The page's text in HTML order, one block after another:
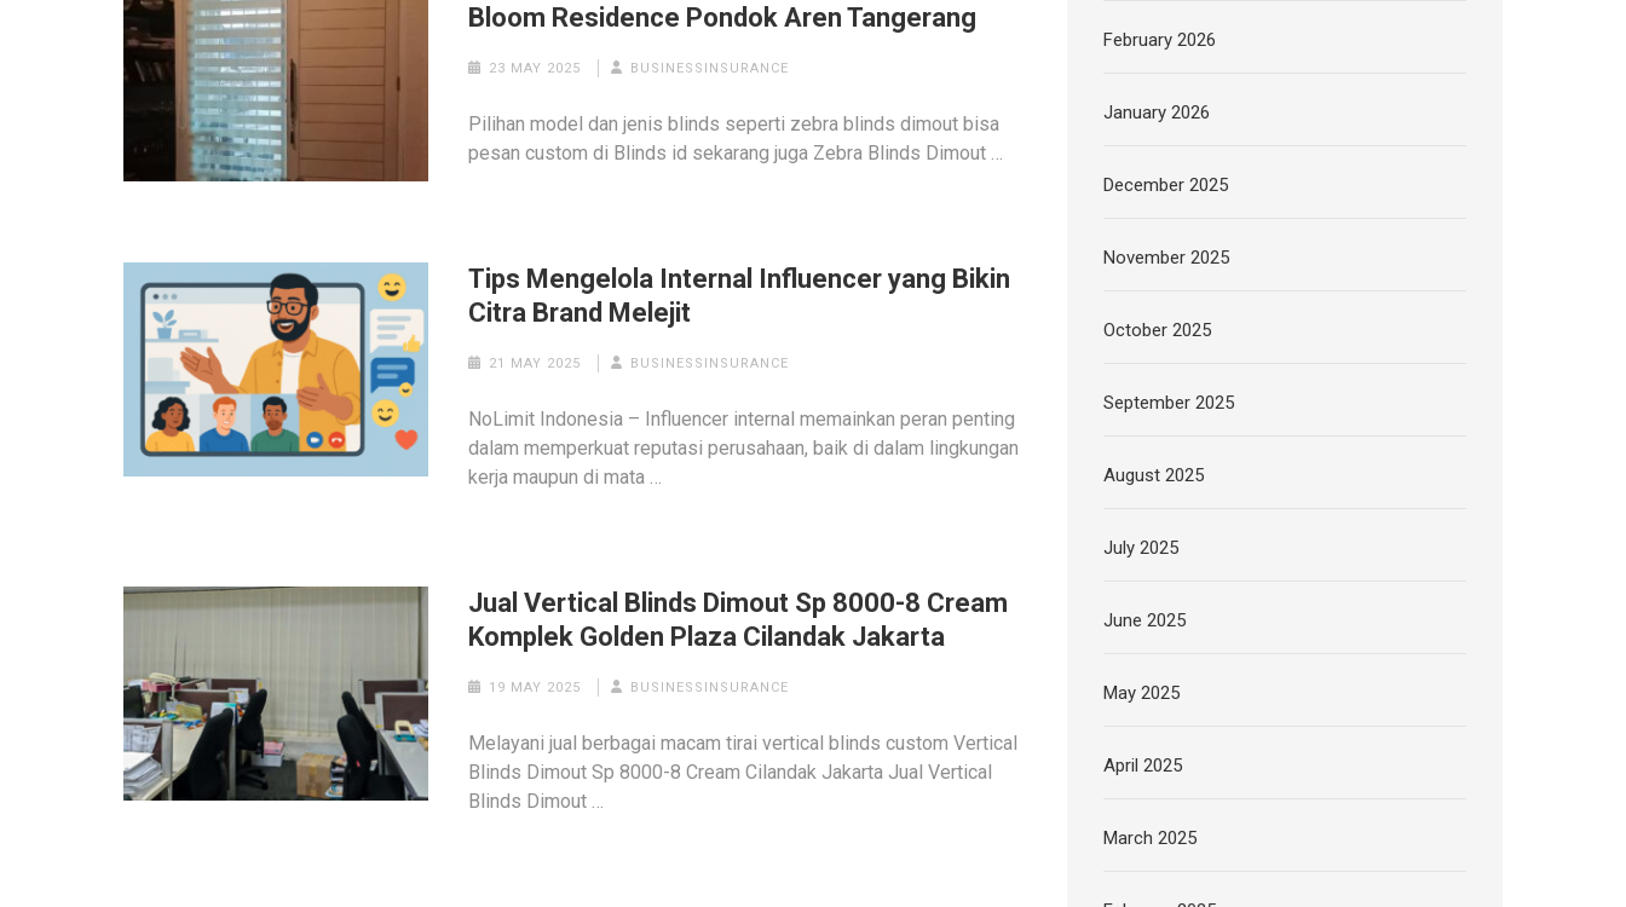
Bloom Residence Pondok Aren Tangerang
23 MAY 2025 BUSINESSINSURANCE
Pilihan model dan jenis blinds seperti zebra blinds dimout bisa
pesan custom di Blinds id sekarang juga Zebra Blinds Dimout …
Tips Mengelola Internal Influencer yang Bikin
Citra Brand Melejit
21 MAY 2025 BUSINESSINSURANCE
NoLimit Indonesia – Influencer internal memainkan peran penting
dalam memperkuat reputasi perusahaan, baik di dalam lingkungan
kerja maupun di mata …
Jual Vertical Blinds Dimout Sp 8000-8 Cream
Komplek Golden Plaza Cilandak Jakarta
19 MAY 2025 BUSINESSINSURANCE
Melayani jual berbagai macam tirai vertical blinds custom Vertical
Blinds Dimout Sp 8000-8 Cream Cilandak Jakarta Jual Vertical
Blinds Dimout …
February 2026
January 2026
December 2025
November 2025
October 2025
September 2025
August 2025
July 2025
June 2025
May 2025
April 2025
March 2025